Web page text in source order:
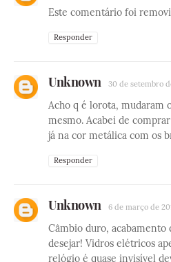
Este comentário foi
Responder
Unknown 30 de setembro
Acho q é lorota, mudaram
mesmo. Acabei de
já na cor metálica com os
Responder
Unknown 6 de março de
Câmbio duro,
desejar! Vidros elétricos
relógio é quase invisível